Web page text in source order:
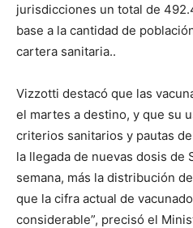
jurisdicciones un total de
base a la cantidad de
cartera sanitaria..
Vizzotti destacó que las
el martes a destino, y que su
criterios sanitarios y pautas
la llegada de nuevas dosis de
semana, más la distribución
que la cifra actual de
considerable”, precisó el